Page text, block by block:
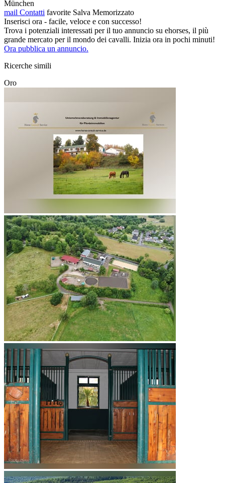
München
mail Contatti favorite Salva Memorizzato
Inserisci ora - facile, veloce e con successo!
Trova i potenziali interessati per il tuo annuncio su ehorses, il più
grande mercato per il mondo dei cavalli. Inizia ora in pochi minuti!
Ora pubblica un annuncio.
Ricerche simili
Oro